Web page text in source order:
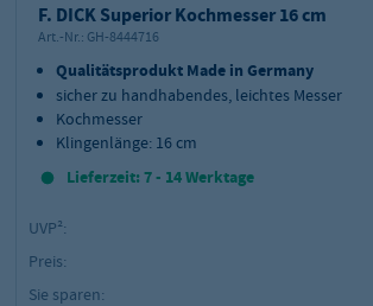
F. DICK Superior Kochmesser 16 cm
Art.-Nr.: GH-8444716
Qualitätsprodukt Made in Germany
sicher zu handhabendes, leichtes Messer
Kochmesser
Klingenlänge: 16 cm
Lieferzeit: 7 - 14 Werktage
UVP²:
Preis:
Sie sparen: